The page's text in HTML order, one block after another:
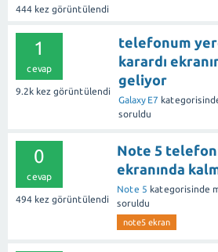
444 kez görüntülendi
1
cevap
9.2k kez görüntülendi
telefonum
karardı
geliyor
Galaxy E7
soruldu
0
cevap
494 kez görüntülendi
Note 5
ekranında
Note 5 kategorisinde
soruldu
note5 ekran